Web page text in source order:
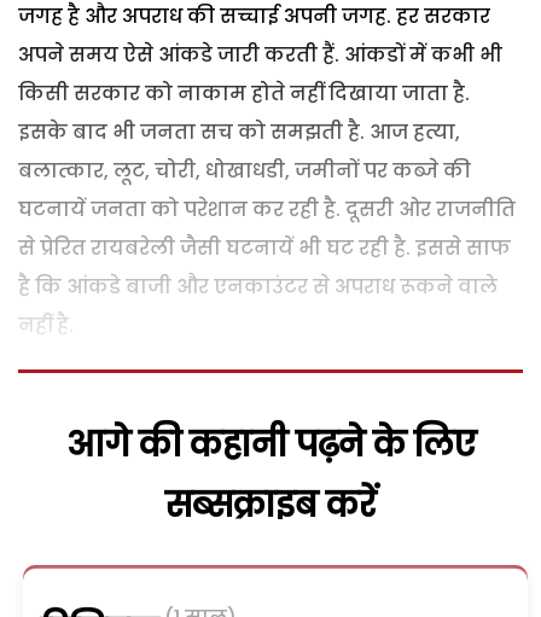
जगह है और अपराध की सच्चाई अपनी जगह. हर सरकार
अपने समय ऐसे आंकडे जारी करती हैं. आंकडों में कभी भी
किसी सरकार को नाकाम होते नहीं दिखाया जाता है.
इसके बाद भी जनता सच को समझती है. आज हत्या,
बलात्कार, लूट, चोरी, धोखाधडी, जमीनों पर कब्जे की
घटनायें जनता को परेशान कर रही है. दूसरी ओर राजनीति
से प्रेरित रायबरेली जैसी घटनायें भी घट रही है. इससे साफ
है कि आंकडे बाजी और एनकाउंटर से अपराध रूकने वाले
नहीं है.
आगे की कहानी पढ़ने के लिए
सब्सक्राइब करें